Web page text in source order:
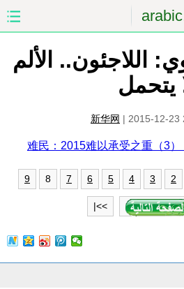
الصين
الاقتصاد
الرياضة
مؤتمر صحفى للخارجية
اللاجئون.. الألم
يتحمل
新华网 | 2015-12-23
2
3
4
5
6
7
8
9
>>|